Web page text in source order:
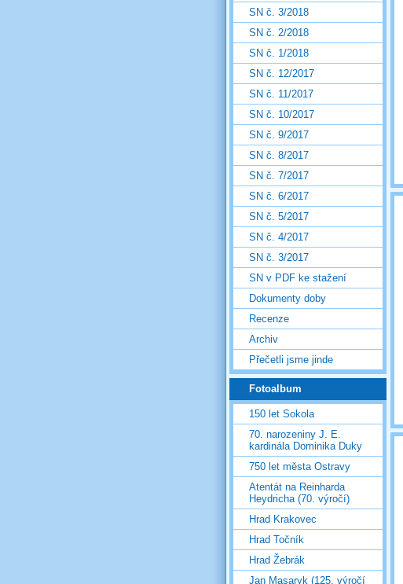
SN č. 3/2018
SN č. 2/2018
SN č. 1/2018
SN č. 12/2017
SN č. 11/2017
SN č. 10/2017
SN č. 9/2017
SN č. 8/2017
SN č. 7/2017
SN č. 6/2017
SN č. 5/2017
SN č. 4/2017
SN č. 3/2017
SN v PDF ke stažení
Dokumenty doby
Recenze
Archiv
Přečetli jsme jinde
Fotoalbum
150 let Sokola
70. narozeniny J. E.
kardinála Dominika Duky
750 let města Ostravy
Atentát na Reinharda
Heydricha (70. výročí)
Hrad Krakovec
Hrad Točník
Hrad Žebrák
Jan Masaryk (125. výročí